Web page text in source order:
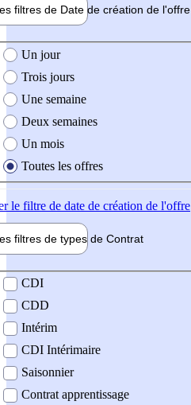
filtres de Date de création de l'offre
création de l'offre
Un jour
Trois jours
Une semaine
Deux semaines
Un mois
Toutes les offres
le filtre de date de création de l'offre
filtres de types de Contrat
contrat
CDI
CDD
Intérim
CDI Intérimaire
Saisonnier
Contrat apprentissage